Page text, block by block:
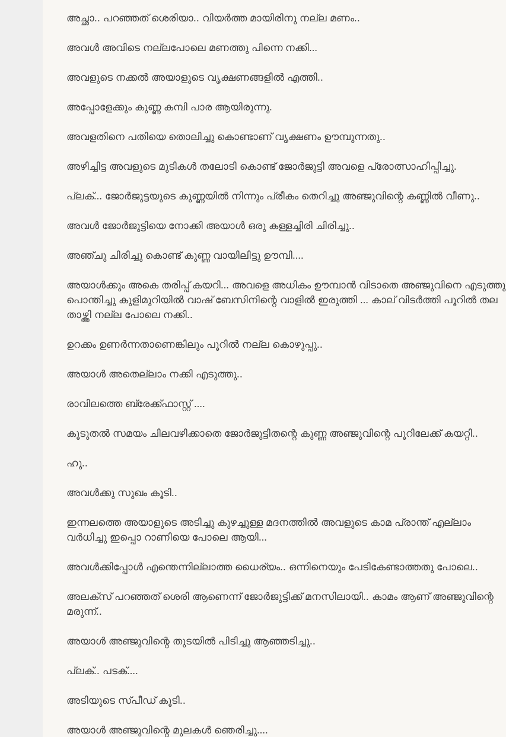
അച്ഛാ.. പറഞ്ഞത് ശെരിയാ.. വിയർത്ത മായിരിനു നല്ല മണം..
അവൾ അവിടെ നല്ലപോലെ മണത്തു പിന്നെ നക്കി…
അവളുടെ നക്കൽ അയാളുടെ വൃക്ഷണങ്ങളിൽ എത്തി..
അപ്പോളേക്കും കുണ്ണ കമ്പി പാര ആയിരുന്നു.
അവളതിനെ പതിയെ തൊലിച്ചു കൊണ്ടാണ് വൃക്ഷണം ഊമ്പുന്നതു..
അഴിച്ചിട്ട അവളുടെ മുടികൾ തലോടി കൊണ്ട് ജോർജുട്ടി അവളെ പ്രോത്സാഹിപ്പിച്ചു.
പ്ലക്… ജോർജുട്ടയുടെ കുണ്ണയിൽ നിന്നും പ്രീകം തെറിച്ചു അഞ്ജുവിന്റെ കണ്ണിൽ വീണു..
അവൾ ജോർജുട്ടിയെ നോക്കി അയാൾ ഒരു കള്ളച്ചിരി ചിരിച്ചു..
അഞ്ചു ചിരിച്ചു കൊണ്ട് കുണ്ണ വായിലിട്ടു ഊമ്പി….
അയാൾക്കും അകെ തരിപ്പ്‌ കയറി… അവളെ അധികം ഊമ്പാൻ വിടാതെ അഞ്ജുവിനെ എടുത്തു
പൊന്തിച്ചു കുളിമുറിയിൽ വാഷ് ബേസിനിന്റെ വാളിൽ ഇരുത്തി … കാല് വിടർത്തി പൂറിൽ തല
താഴ്ത്തി നല്ല പോലെ നക്കി..
ഉറക്കം ഉണർന്നതാണെങ്കിലും പൂറിൽ നല്ല കൊഴുപ്പു..
അയാൾ അതെല്ലാം നക്കി എടുത്തു..
രാവിലത്തെ ബ്രേക്ക്ഫാസ്റ്റ് ….
കൂടുതൽ സമയം ചിലവഴിക്കാതെ ജോർജുട്ടിതന്റെ കുണ്ണ അഞ്ജുവിന്റെ പൂറിലേക്ക് കയറ്റി..
ഹൂ..
അവൾക്കു സുഖം കൂടി..
ഇന്നലത്തെ അയാളുടെ അടിച്ചു കുഴച്ചുള്ള മദനത്തിൽ അവളുടെ കാമ പ്രാന്ത് എല്ലാം
വർധിച്ചു ഇപ്പൊ റാണിയെ പോലെ ആയി…
അവൾക്കിപ്പോൾ എന്തെന്നില്ലാത്ത ധൈര്യം.. ഒന്നിനെയും പേടികേണ്ടാത്തതു പോലെ..
അലക്സ് പറഞ്ഞത് ശെരി ആണെന്ന് ജോർജുട്ടിക്ക് മനസിലായി.. കാമം ആണ് അഞ്ജുവിന്റെ
മരുന്ന്..
അയാൾ അഞ്ജുവിന്റെ തുടയിൽ പിടിച്ചു ആഞ്ഞടിച്ചു..
പ്ലക്.. പടക്….
അടിയുടെ സ്പീഡ് കൂടി..
അയാൾ അഞ്ജുവിന്റെ മുലകൾ ഞെരിച്ചു….